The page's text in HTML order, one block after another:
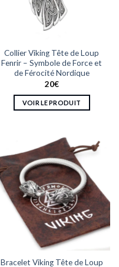
Collier Viking Tête de Loup
Fenrir – Symbole de Force et
de Férocité Nordique
20€
VOIR LE PRODUIT
a
plusieurs
variations.
Les
options
peuvent
être
choisies
sur
page
Bracelet Viking Tête de Loup